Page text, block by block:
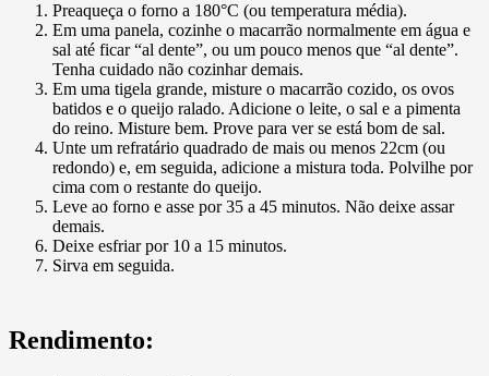
Preaqueça o forno a 180°C (ou temperatura média).
Em uma panela, cozinhe o macarrão normalmente em água e
sal até ficar “al dente”, ou um pouco menos que “al dente”.
Tenha cuidado não cozinhar demais.
Em uma tigela grande, misture o macarrão cozido, os ovos
batidos e o queijo ralado. Adicione o leite, o sal e a pimenta
do reino. Misture bem. Prove para ver se está bom de sal.
Unte um refratário quadrado de mais ou menos 22cm (ou
redondo) e, em seguida, adicione a mistura toda. Polvilhe por
cima com o restante do queijo.
Leve ao forno e asse por 35 a 45 minutos. Não deixe assar
demais.
Deixe esfriar por 10 a 15 minutos.
Sirva em seguida.
Rendimento: